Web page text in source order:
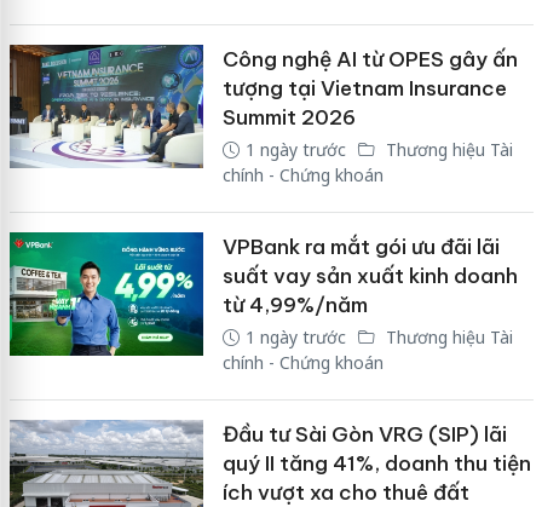
Công nghệ AI từ OPES gây ấn
tượng tại Vietnam Insurance
Summit 2026
1 ngày trước
Thương hiệu Tài
chính - Chứng khoán
VPBank ra mắt gói ưu đãi lãi
suất vay sản xuất kinh doanh
từ 4,99%/năm
1 ngày trước
Thương hiệu Tài
chính - Chứng khoán
Đầu tư Sài Gòn VRG (SIP) lãi
quý II tăng 41%, doanh thu tiện
ích vượt xa cho thuê đất